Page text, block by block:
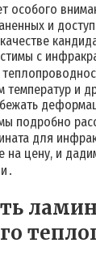
особого
и
с
температур и
подробно
для
цену, и